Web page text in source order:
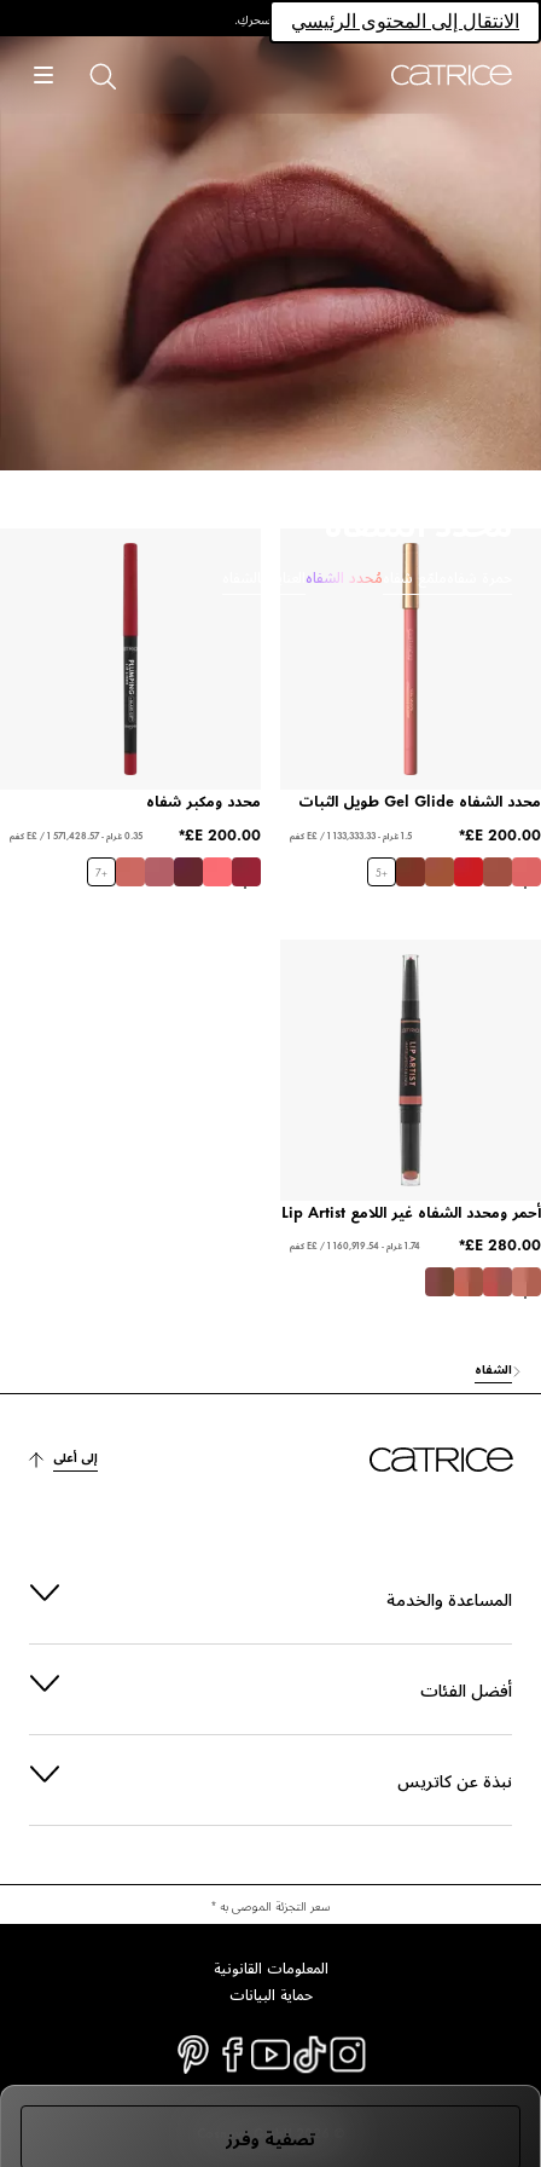
الانتقال إلى المحتوى الرئيسيامتلكي سحركِ.
ملمّع شفاه مُحدد الشفاه
تصفية وفرز
محدد الشفاه Gel Glide طويل الثبات
1.5 غرام - ‏133,333.33 E£ / 1 كغم
+
5
محدد ومكبر شفاه
0.35 غرام - ‏571,428.57 E£ / 1 كغم
+
7
أحمر ومحدد الشفاه غير اللامع Lip Artist
1.74 غرام - ‏160,919.54 E£ / 1 كغم
الشفاه
إلى أعلى
المساعدة والخدمة
أفضل الفئات
نبذة عن كاتريس
سعر التجزئة الموصى به *
المعلومات القانونية
حماية البيانات